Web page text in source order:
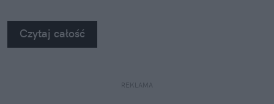
Czytaj całość
REKLAMA